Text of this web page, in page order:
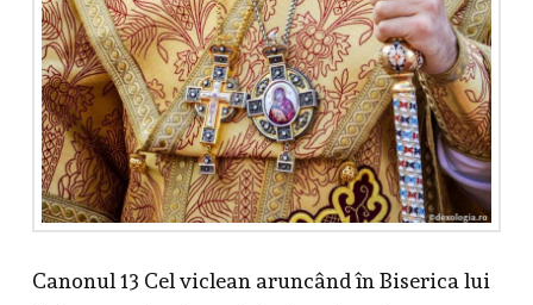
Canonul 13 Cel viclean aruncând în Biserica lui